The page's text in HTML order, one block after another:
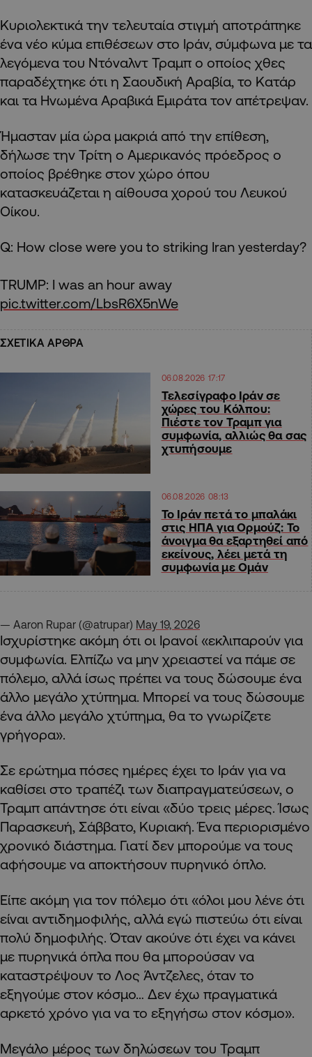
Κυριολεκτικά την τελευταία στιγμή αποτράπηκε
ένα νέο κύμα επιθέσεων στο Ιράν, σύμφωνα με τα
λεγόμενα του Ντόναλντ Τραμπ ο οποίος χθες
παραδέχτηκε ότι η Σαουδική Αραβία, το Κατάρ
και τα Ηνωμένα Αραβικά Εμιράτα τον απέτρεψαν.
Ήμασταν μία ώρα μακριά από την επίθεση,
δήλωσε την Τρίτη ο Αμερικανός πρόεδρος ο
οποίος βρέθηκε στον χώρο όπου
κατασκευάζεται η αίθουσα χορού του Λευκού
Οίκου.
Q: How close were you to striking Iran yesterday?
TRUMP: I was an hour away
pic.twitter.com/LbsR6X5nWe
ΣΧΕΤΙΚΑ ΑΡΘΡΑ
06.08.2026 17:17
Τελεσίγραφο Ιράν σε
χώρες του Κόλπου:
Πιέστε τον Τραμπ για
συμφωνία, αλλιώς θα σας
χτυπήσουμε
06.08.2026 08:13
Το Ιράν πετά το μπαλάκι
στις ΗΠΑ για Ορμούζ: Το
άνοιγμα θα εξαρτηθεί από
εκείνους, λέει μετά τη
συμφωνία με Ομάν
— Aaron Rupar (@atrupar) May 19, 2026
Ισχυρίστηκε ακόμη ότι οι Ιρανοί «εκλιπαρούν για
συμφωνία. Ελπίζω να μην χρειαστεί να πάμε σε
πόλεμο, αλλά ίσως πρέπει να τους δώσουμε ένα
άλλο μεγάλο χτύπημα. Μπορεί να τους δώσουμε
ένα άλλο μεγάλο χτύπημα, θα το γνωρίζετε
γρήγορα».
Σε ερώτημα πόσες ημέρες έχει το Ιράν για να
καθίσει στο τραπέζι των διαπραγματεύσεων, ο
Τραμπ απάντησε ότι είναι «δύο τρεις μέρες. Ίσως
Παρασκευή, Σάββατο, Κυριακή. Ένα περιορισμένο
χρονικό διάστημα. Γιατί δεν μπορούμε να τους
αφήσουμε να αποκτήσουν πυρηνικό όπλο.
Είπε ακόμη για τον πόλεμο ότι «όλοι μου λένε ότι
είναι αντιδημοφιλής, αλλά εγώ πιστεύω ότι είναι
πολύ δημοφιλής. Όταν ακούνε ότι έχει να κάνει
με πυρηνικά όπλα που θα μπορούσαν να
καταστρέψουν το Λος Άντζελες, όταν το
εξηγούμε στον κόσμο… Δεν έχω πραγματικά
αρκετό χρόνο για να το εξηγήσω στον κόσμο».
Μεγάλο μέρος των δηλώσεων του Τραμπ